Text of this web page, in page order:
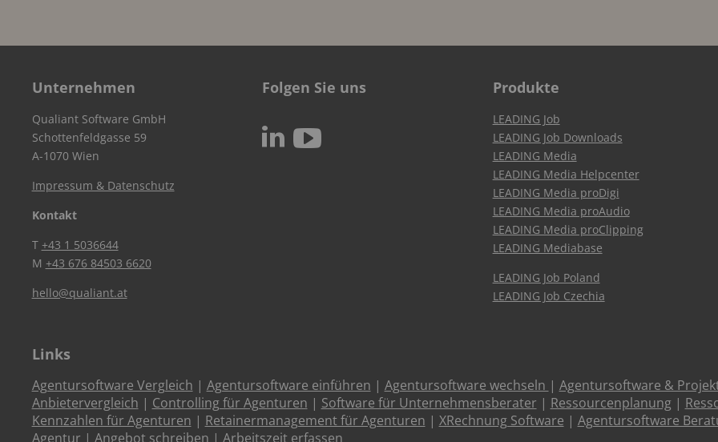
Unternehmen
Qualiant Software GmbH
Schottenfeldgasse 59
A-1070 Wien
Impressum & Datenschutz
Kontakt
T +43 1 5036644
M +43 676 84503 6620
hello@qualiant.at
Folgen Sie uns
N c
Produkte
LEADING Job
LEADING Job Downloads
LEADING Media
LEADING Media Helpcenter
LEADING Media proDigi
LEADING Media proAudio
LEADING Media proClipping
LEADING Mediabase
LEADING Job Poland
LEADING Job Czechia
Links
Agentursoftware Vergleich | Agentursoftware einführen | Agentursoftware wechseln | Agentursoftware &
Anbietervergleich | Controlling für Agenturen | Software für Unternehmensberater | Ressourcenplanung|
Kennzahlen für Agenturen | Retainermanagement für Agenturen | XRechnung Software | Agentursoftware
Agentur | Angebot schreiben | Arbeitszeit erfassen